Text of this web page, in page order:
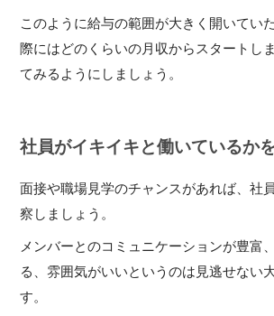
このように給与の範囲が大きく開いてい
際にはどのくらいの月収からスタートし
てみるようにしましょう。
社員がイキイキと働いているか
面接や職場見学のチャンスがあれば、社
察しましょう。
メンバーとのコミュニケーションが豊富
る、雰囲気がいいというのは見逃せない
す。